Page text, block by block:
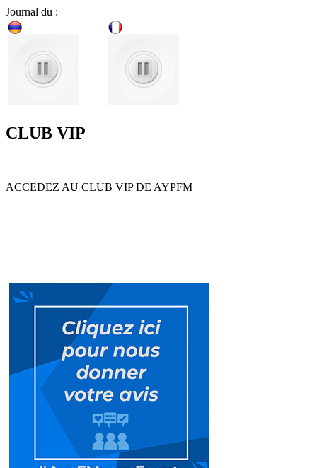
Journal du :
CLUB VIP
ACCEDEZ AU CLUB VIP DE AYPFM